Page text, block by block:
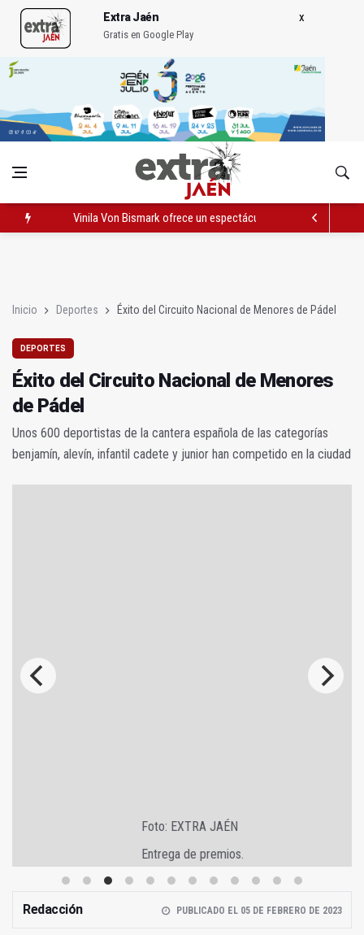
Extra Jaén
Gratis en Google Play
Vinila Von Bismark ofrece un espectáculo "rompedor" en el
Inicio Deportes Éxito del Circuito Nacional de Menores de Pádel
DEPORTES
Éxito del Circuito Nacional de Menores
de Pádel
Unos 600 deportistas de la cantera española de las categorías
benjamín, alevín, infantil cadete y junior han competido en la ciudad
Redacción PUBLICADO EL 05 DE FEBRERO DE 2023